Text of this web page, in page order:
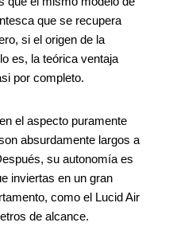
que se recupera
si el origen de la
es, la teórica ventaja
por completo.
el aspecto puramente
absurdamente largos a
su autonomía es
inviertas en un gran
como el Lucid Air
de alcance.